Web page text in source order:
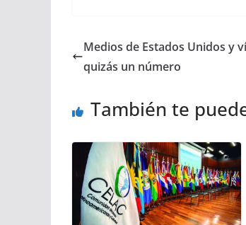
Medios de Estados Unidos y
quizás un número
También te